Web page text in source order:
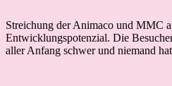
Streichung der Animaco und MMC
Entwicklungspotenzial. Die
aller Anfang schwer und niemand